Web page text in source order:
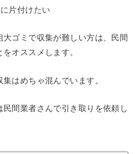
片付けたい
大ゴミで収集が難しい方は、民間
オススメします。
はめちゃ混んでいます。
間業者さんで引き取りを依頼し